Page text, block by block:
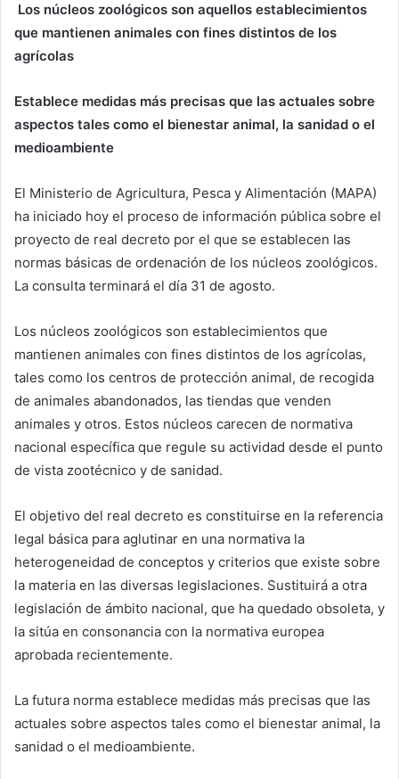
Los núcleos zoológicos son aquellos establecimientos
que mantienen animales con fines distintos de los
agrícolas
Establece medidas más precisas que las actuales sobre
aspectos tales como el bienestar animal, la sanidad o el
medioambiente
El Ministerio de Agricultura, Pesca y Alimentación (MAPA)
ha iniciado hoy el proceso de información pública sobre el
proyecto de real decreto por el que se establecen las
normas básicas de ordenación de los núcleos zoológicos.
La consulta terminará el día 31 de agosto.
Los núcleos zoológicos son establecimientos que
mantienen animales con fines distintos de los agrícolas,
tales como los centros de protección animal, de recogida
de animales abandonados, las tiendas que venden
animales y otros. Estos núcleos carecen de normativa
nacional específica que regule su actividad desde el punto
de vista zootécnico y de sanidad.
El objetivo del real decreto es constituirse en la referencia
legal básica para aglutinar en una normativa la
heterogeneidad de conceptos y criterios que existe sobre
la materia en las diversas legislaciones. Sustituirá a otra
legislación de ámbito nacional, que ha quedado obsoleta, y
la sitúa en consonancia con la normativa europea
aprobada recientemente.
La futura norma establece medidas más precisas que las
actuales sobre aspectos tales como el bienestar animal, la
sanidad o el medioambiente.